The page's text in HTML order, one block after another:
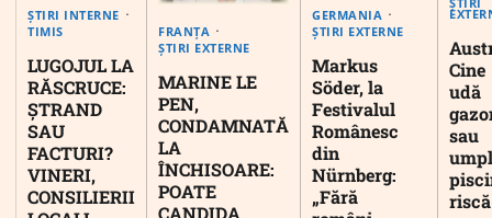
ȘTIRI INTERNE
TIMIS
LUGOJUL LA
RĂSCRUCE:
ȘTRAND
SAU
FACTURI?
VINERI,
CONSILIERII
FRANȚA
ȘTIRI EXTERNE
MARINE LE
PEN,
CONDAMNATĂ
LA
ÎNCHISOARE:
POATE
CANDIDA
GERMANIA
ȘTIRI EXTERNE
Markus
Söder, la
Festivalul
Românesc
din
Nürnberg:
„Fără
Cine
udă
sau
riscă